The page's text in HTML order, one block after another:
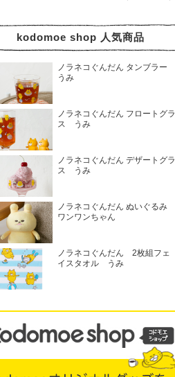
kodomoe shop 人気商品
ノラネコぐんだん タンブラー
うみ
ノラネコぐんだん フロートグラ
ス うみ
ノラネコぐんだん デザートグラ
ス うみ
ノラネコぐんだん ぬいぐるみ
ワンワンちゃん
ノラネコぐんだん 2枚組フェ
イスタオル うみ